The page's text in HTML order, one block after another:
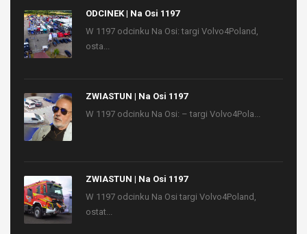
ODCINEK | Na Osi 1197
W 1197 odcinku Na Osi: targi Volvo4Poland,
osta...
ZWIASTUN | Na Osi 1197
W 1197 odcinku Na Osi: – targi Volvo4Pola...
ZWIASTUN | Na Osi 1197
W 1197 odcinku Na Osi targi Volvo4Poland,
ostat...